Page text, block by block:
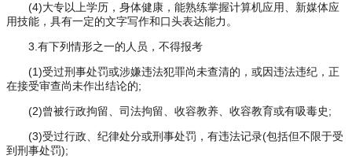
(4)大专以上学历，身体健康，能熟练掌握计算机应用、新媒体应
用技能，具有一定的文字写作和口头表达能力。
3.有下列情形之一的人员，不得报考
(1)受过刑事处罚或涉嫌违法犯罪尚未查清的，或因违法违纪，正
在接受审查尚未作出结论的;
(2)曾被行政拘留、司法拘留、收容教养、收容教育或有吸毒史;
(3)受过行政、纪律处分或刑事处罚，有违法记录(包括但不限于受
到刑事处罚);